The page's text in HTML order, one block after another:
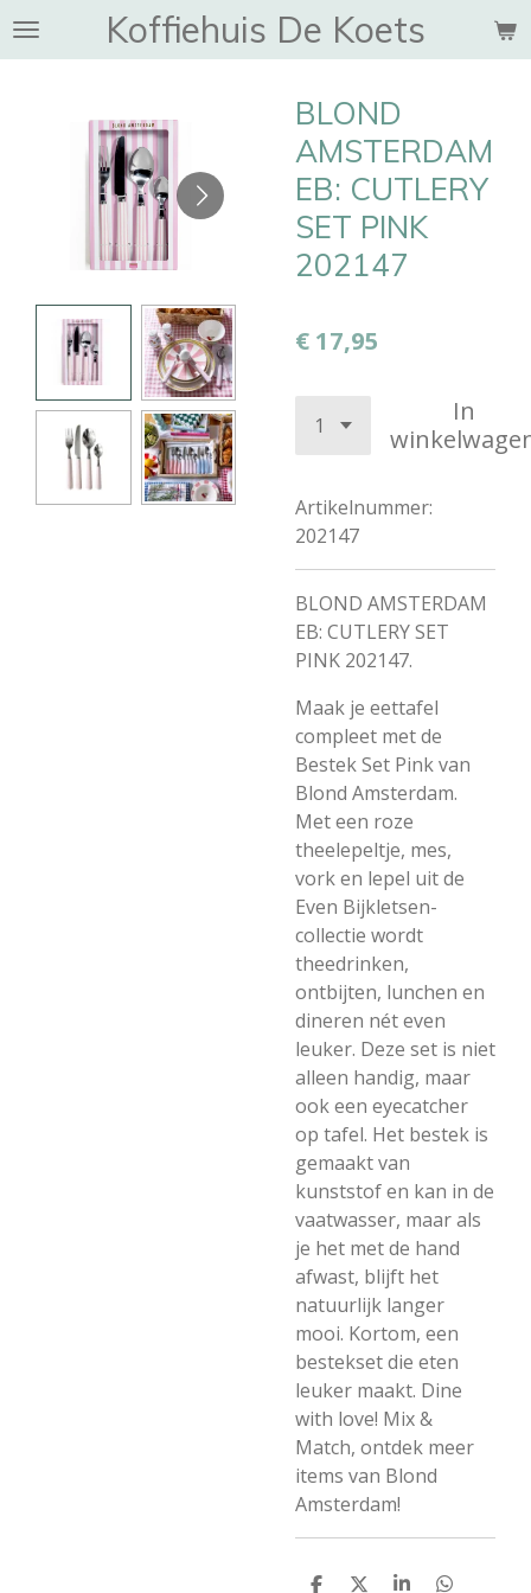
Ga
hoofdinhoud
Koffiehuis De Koets
BLOND
AMSTERDAM
EB: CUTLERY
SET PINK
202147
€ 17,95
In
Artikelnummer:
202147
BLOND AMSTERDAM
EB: CUTLERY SET
PINK 202147.
Maak je eettafel
compleet met de
Bestek Set Pink van
Blond Amsterdam.
Met een roze
theelepeltje, mes,
vork en lepel uit de
Even Bijkletsen-
collectie wordt
theedrinken,
ontbijten, lunchen en
dineren nét even
leuker. Deze set is niet
alleen handig, maar
ook een eyecatcher
op tafel. Het bestek is
gemaakt van
kunststof en kan in de
vaatwasser, maar als
je het met de hand
afwast, blijft het
natuurlijk langer
mooi. Kortom, een
bestekset die eten
leuker maakt. Dine
with love! Mix &
Match, ontdek meer
items van Blond
Amsterdam!